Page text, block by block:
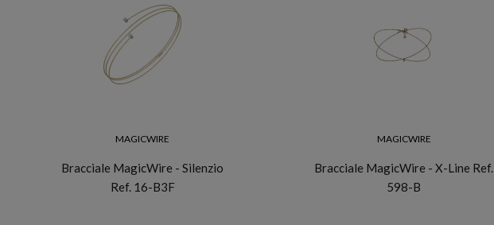
MAGICWIRE
Bracciale MagicWire - Silenzio
Ref. 16-B3F
MAGICWIRE
Bracciale MagicWire - X-Line Ref.
598-B